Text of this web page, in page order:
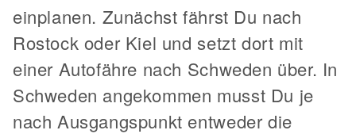
einplanen. Zunächst fährst Du nach
Rostock oder Kiel und setzt dort mit
einer Autofähre nach Schweden über. In
Schweden angekommen musst Du je
nach Ausgangspunkt entweder die